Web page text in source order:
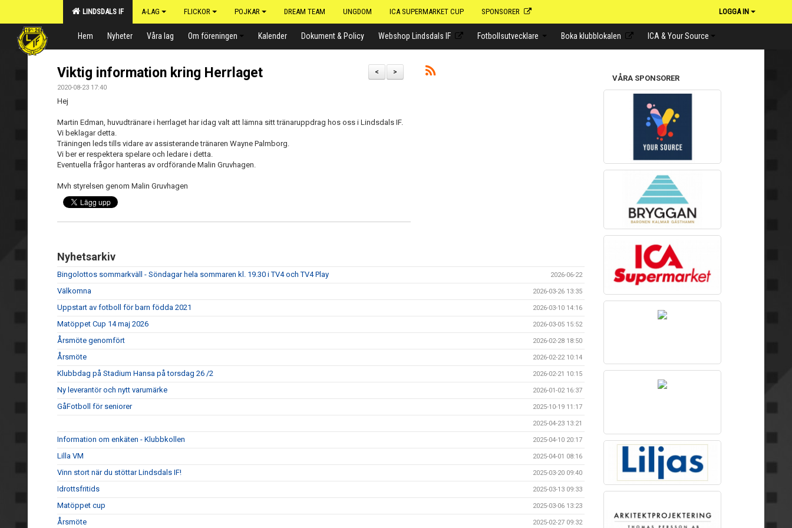
LINDSDALS IF A-LAG FLICKOR POJKAR DREAM TEAM UNGDOM ICA SUPERMARKET CUP SPONSORER LOGGA IN
Hem Nyheter Våra lag Om föreningen Kalender Dokument & Policy Webshop Lindsdals IF Fotbollsutvecklare Boka klubblokalen ICA & Your Source
>
<
Viktig information kring Herrlaget
2020-08-23 17:40
Hej
Martin Edman, huvudtränare i herrlaget har idag valt att lämna sitt tränaruppdrag hos oss i Lindsdals IF.
Vi beklagar detta.
Träningen leds tills vidare av assisterande tränaren Wayne Palmborg.
Vi ber er respektera spelare och ledare i detta.
Eventuella frågor hanteras av ordförande Malin Gruvhagen.
Mvh styrelsen genom Malin Gruvhagen
Nyhetsarkiv
Bingolottos sommarkväll - Söndagar hela sommaren kl. 19.30 i TV4 och TV4 Play 2026-06-22
Välkomna 2026-03-26 13:35
Uppstart av fotboll för barn födda 2021 2026-03-10 14:16
Matöppet Cup 14 maj 2026 2026-03-05 15:52
Årsmöte genomfört 2026-02-28 18:50
Årsmöte 2026-02-22 10:14
Klubbdag på Stadium Hansa på torsdag 26 /2 2026-02-21 10:15
Ny leverantör och nytt varumärke 2026-01-02 16:37
GåFotboll för seniorer 2025-10-19 11:17
2025-04-23 13:21
Information om enkäten - Klubbkollen 2025-04-10 20:17
Lilla VM 2025-04-01 08:16
Vinn stort när du stöttar Lindsdals IF! 2025-03-20 09:40
Idrottsfritids 2025-03-13 09:33
Matöppet cup 2025-03-06 13:23
Årsmöte 2025-02-27 09:32
VÅRA SPONSORER